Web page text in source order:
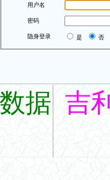
用户名
密码
隐身登录 是 否
据 吉